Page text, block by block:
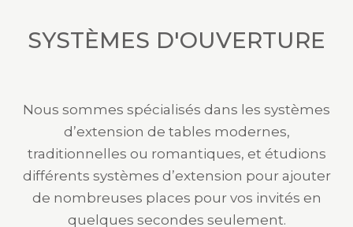
SYSTÈMES D'OUVERTURE
Nous sommes spécialisés dans les systèmes
d’extension de tables modernes,
traditionnelles ou romantiques, et étudions
différents systèmes d’extension pour ajouter
de nombreuses places pour vos invités en
quelques secondes seulement.